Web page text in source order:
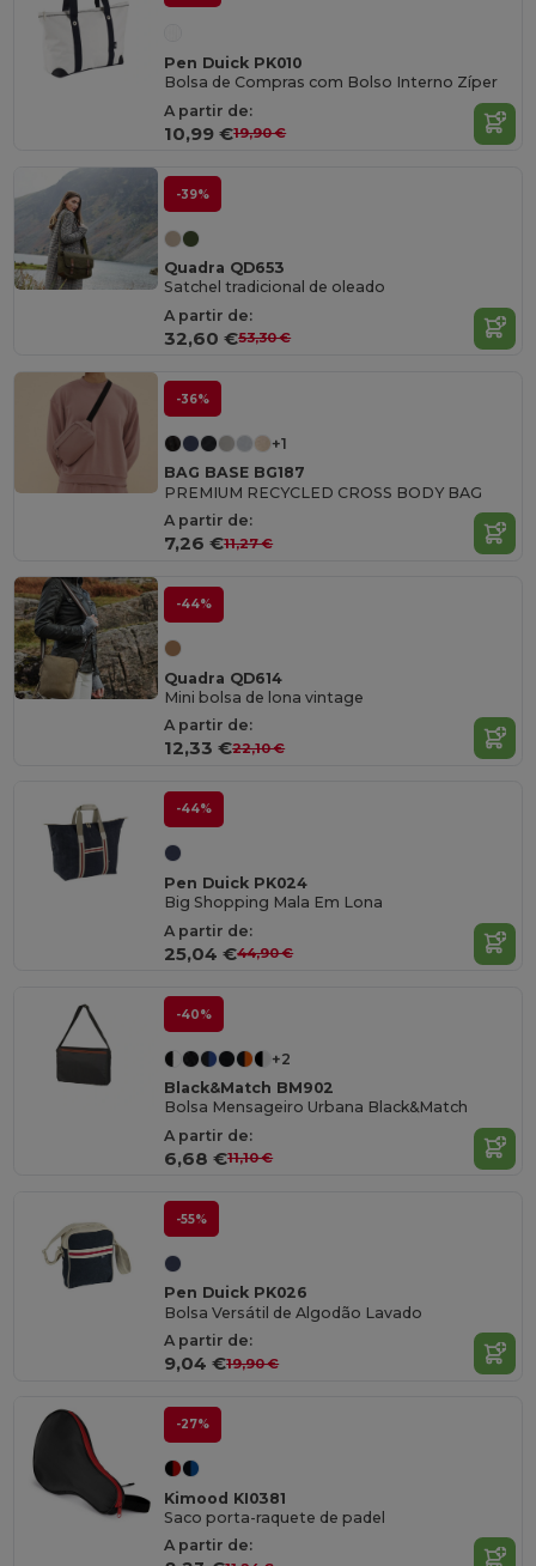
Pen Duick PK010
Bolsa de Compras com Bolso Interno Zíper
A partir de:
10,99 €19,90 €
-39%
Quadra QD653
Satchel tradicional de oleado
A partir de:
32,60 €53,30 €
-36%
+1
BAG BASE BG187
PREMIUM RECYCLED CROSS BODY BAG
A partir de:
7,26 €11,27 €
-44%
Quadra QD614
Mini bolsa de lona vintage
A partir de:
12,33 €22,10 €
-44%
Pen Duick PK024
Big Shopping Mala Em Lona
A partir de:
25,04 €44,90 €
-40%
+2
Black&Match BM902
Bolsa Mensageiro Urbana Black&Match
A partir de:
6,68 €11,10 €
-55%
Pen Duick PK026
Bolsa Versátil de Algodão Lavado
A partir de:
9,04 €19,90 €
-27%
Kimood KI0381
Saco porta-raquete de padel
A partir de: